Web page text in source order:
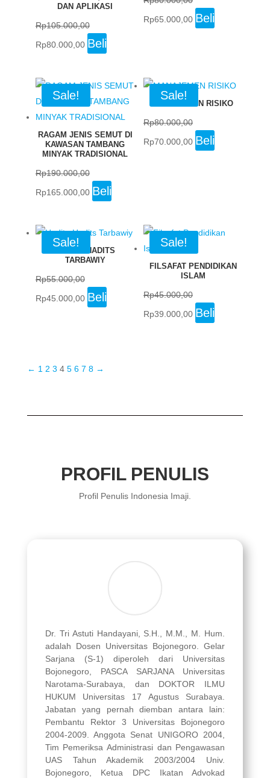
DAN APLIKASI
Rp105.000,00
Original
Rp105.000,00.
Rp80.000,00Current
price
Rp80.000,00.
Beli
Original
Rp65.000,00Current
price
Beli
Sale!
RAGAM JENIS SEMUT DI
KAWASAN TAMBANG
MINYAK TRADISIONAL
Rp190.000,00
Original
Rp190.000,00.
Rp165.000,00Current
price
Rp165.000,00.
Beli
Sale!
MANAJEMEN RISIKO
Rp80.000,00
Original
Rp70.000,00Current
price
Beli
Sale!
HADITS-HADITS
TARBAWIY
Rp55.000,00
Original
Rp45.000,00Current
price
Beli
Sale!
FILSAFAT PENDIDIKAN
ISLAM
Rp45.000,00
Original
Rp39.000,00Current
price
Beli
← 1 2 3 4 5 6 7 8 →
PROFIL PENULIS
Profil Penulis Indonesia Imaji.
Dr. Tri Astuti Handayani, S.H., M.M., M. Hum.
adalah Dosen Universitas Bojonegoro. Gelar
Sarjana (S-1) diperoleh dari Universitas
Bojonegoro, PASCA SARJANA Universitas
Narotama-Surabaya, dan DOKTOR ILMU
HUKUM Universitas 17 Agustus Surabaya.
Jabatan yang pernah diemban antara lain:
Pembantu Rektor 3 Universitas Bojonegoro
2004-2009. Anggota Senat UNIGORO 2004,
Tim Pemeriksa Administrasi dan Pengawasan
UAS Tahun Akademik 2003/2004 Univ.
Bojonegoro, Ketua DPC Ikatan Advokad